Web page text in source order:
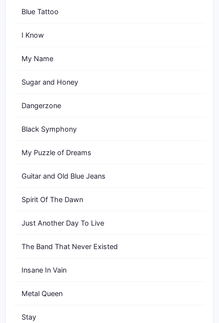
Blue Tattoo
I Know
My Name
Sugar and Honey
Dangerzone
Black Symphony
My Puzzle of Dreams
Guitar and Old Blue Jeans
Spirit Of The Dawn
Just Another Day To Live
The Band That Never Existed
Insane In Vain
Metal Queen
Stay